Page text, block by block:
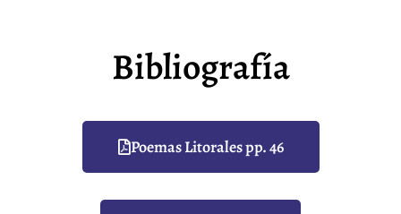
Bibliografía
Poemas Litorales pp. 46